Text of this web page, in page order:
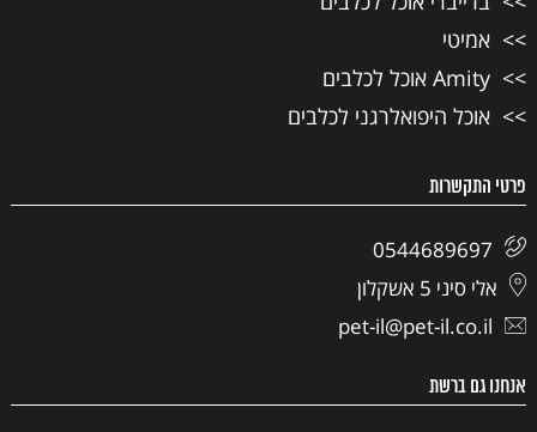
אמיטי
Amity אוכל לכלבים
אוכל היפואלרגני לכלבים
פרטי התקשרות
0544689697
אלי סיני 5 אשקלון
pet-il@pet-il.co.il
אנחנו גם ברשת